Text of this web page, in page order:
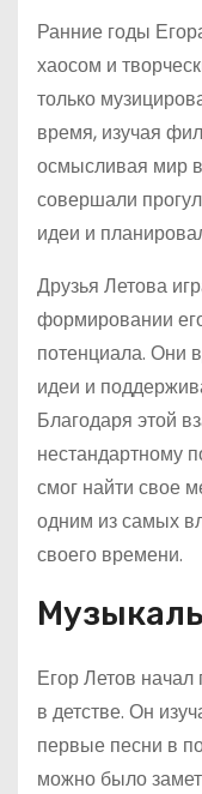
Ранние годы
хаосом и
только
время, изучая
осмысливая мир
совершали
идеи и
Друзья Летова
формировании
потенциала. Они
идеи и
Благодаря этой
нестандартному
смог найти свое
одним из самых
своего времени.
Егор Летов
в детстве. Он
первые песни в
можно было